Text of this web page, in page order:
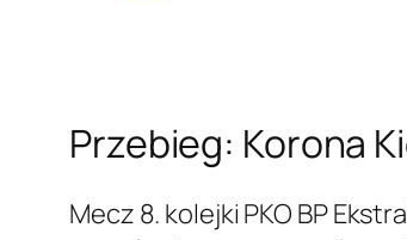
Przebieg: Korona
Mecz 8. kolejki PKO BP